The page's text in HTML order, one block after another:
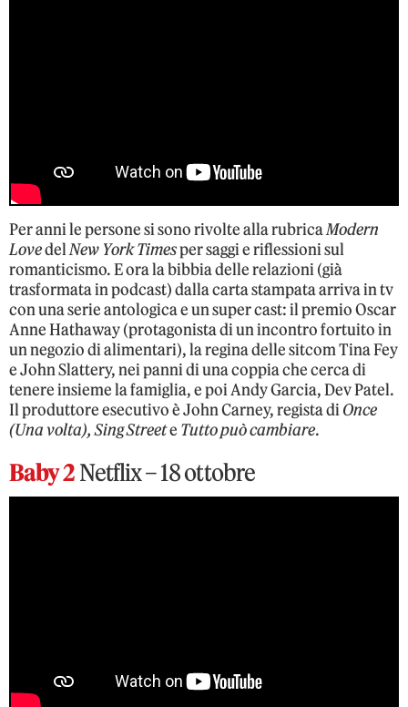
Per anni le persone si sono rivolte alla rubricaModern
LovedelNew York Timesper saggi e riflessioni sul
romanticismo. E ora la bibbia delle relazioni (già
trasformata in podcast) dalla carta stampata arriva in tv
con una serie antologica e un super cast: il premio Oscar
Anne Hathaway (protagonista di un incontro fortuito in
un negozio di alimentari), la regina delle sitcom Tina Fey
e John Slattery, nei panni di una coppia che cerca di
tenere insieme la famiglia, e poi Andy Garcia, Dev Patel.
Il produttore esecutivo è John Carney, regista diOnce
(Una volta), Sing Streete Tutto può cambiare.
Baby 2Netflix – 18 ottobre